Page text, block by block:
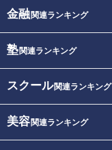
金融関連ランキング
塾関連ランキング
スクール関連ランキング
美容関連ランキング